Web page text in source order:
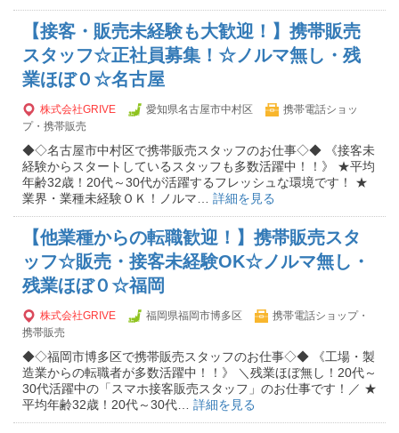
【接客・販売未経験も大歓迎！】携帯販売
スタッフ☆正社員募集！☆ノルマ無し・残
業ほぼ０☆名古屋
株式会社GRIVE 愛知県名古屋市中村区
携帯電話ショッ
プ・携帯販売
◆◇名古屋市中村区で携帯販売スタッフのお仕事◇◆ 《接客未
経験からスタートしているスタッフも多数活躍中！！》 ★平均
年齢32歳！20代～30代が活躍するフレッシュな環境です！ ★
業界・業種未経験ＯＫ！ノルマ… 詳細を見る
【他業種からの転職歓迎！】携帯販売スタ
ッフ☆販売・接客未経験OK☆ノルマ無し・
残業ほぼ０☆福岡
株式会社GRIVE 福岡県福岡市博多区
携帯電話ショップ・
携帯販売
◆◇福岡市博多区で携帯販売スタッフのお仕事◇◆ 《工場・製
造業からの転職者が多数活躍中！！》 ＼残業ほぼ無し！20代～
30代活躍中の「スマホ接客販売スタッフ」のお仕事です！／ ★
平均年齢32歳！20代～30代… 詳細を見る